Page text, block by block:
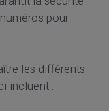
pour
les différents
incluent :